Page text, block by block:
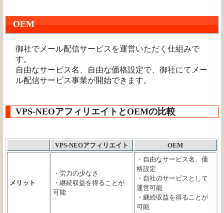
OEM
御社でメール配信サービスを運営いただく仕組みで
す。
自由なサービス名、自由な価格設定で、御社にてメー
ル配信サービス事業が開始できます。
VPS-NEOアフィリエイトとOEMの比較
VPS-NEOアフィリエイト OEM
メリット
・労力の少なさ
・継続収益を得ることが
可能
・自由なサービス名、価
格設定
・自社のサービスとして
運営可能
・継続収益を得ることが
可能